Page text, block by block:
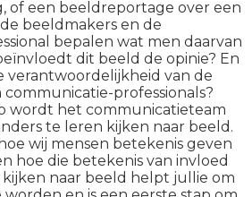
of een beeldreportage over een
beeldmakers en de
bepalen wat men daarvan
dit beeld de opinie? En
verantwoordelijkheid van de
professionals?
wordt het communicatieteam
te leren kijken naar beeld.
wij mensen betekenis geven
hoe die betekenis van invloed
kijken naar beeld helpt jullie om